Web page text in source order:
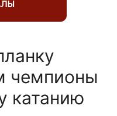
чемпионы
катанию